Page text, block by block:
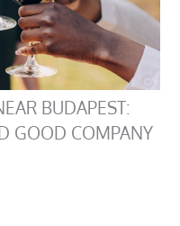
BUDAPEST:
GOOD COMPANY